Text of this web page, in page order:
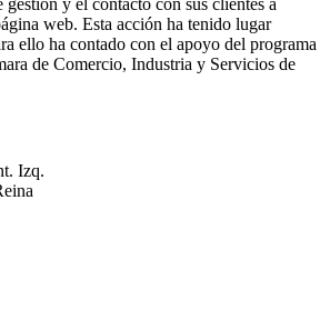
web. Esta acción ha tenido lugar
ello ha contado con el apoyo del programa
de Comercio, Industria y Servicios de
Izq.